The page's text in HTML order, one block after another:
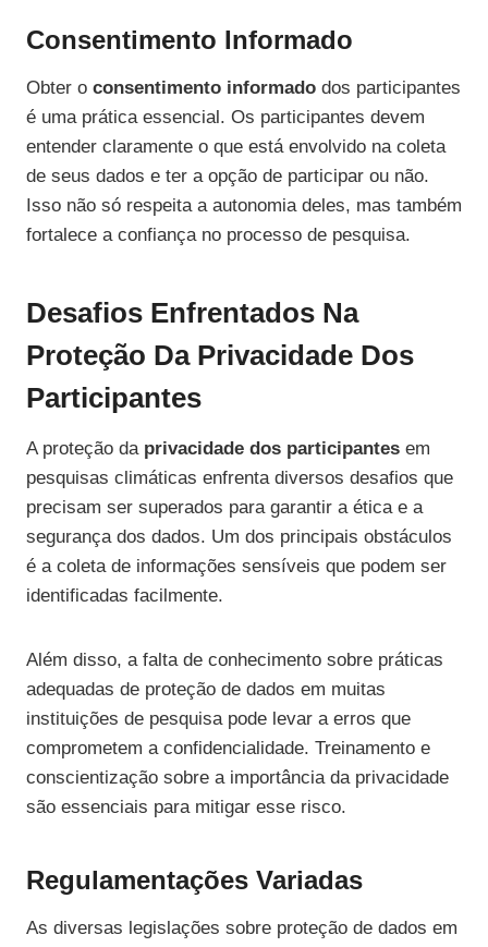
Consentimento Informado
Obter o consentimento informado dos participantes
é uma prática essencial. Os participantes devem
entender claramente o que está envolvido na coleta
de seus dados e ter a opção de participar ou não.
Isso não só respeita a autonomia deles, mas também
fortalece a confiança no processo de pesquisa.
Desafios Enfrentados Na
Proteção Da Privacidade Dos
Participantes
A proteção da privacidade dos participantes em
pesquisas climáticas enfrenta diversos desafios que
precisam ser superados para garantir a ética e a
segurança dos dados. Um dos principais obstáculos
é a coleta de informações sensíveis que podem ser
identificadas facilmente.
Além disso, a falta de conhecimento sobre práticas
adequadas de proteção de dados em muitas
instituições de pesquisa pode levar a erros que
comprometem a confidencialidade. Treinamento e
conscientização sobre a importância da privacidade
são essenciais para mitigar esse risco.
Regulamentações Variadas
As diversas legislações sobre proteção de dados em